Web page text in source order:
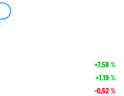
+7,58%
+1,19%
-0,52%